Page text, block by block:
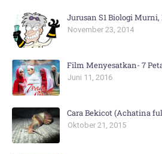
Jurusan S1 Biologi Murni,
November 23, 2014
Film Menyesatkan- 7
Juni 11, 2016
Cara Bekicot (Achatina
Oktober 21, 2015